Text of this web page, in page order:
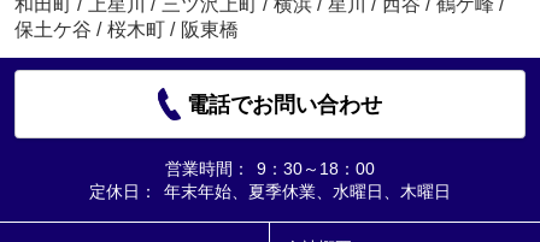
保土ケ谷 / 桜木町 / 阪東橋
電話でお問い合わせ
営業時間：
9：30～18：00
定休日：
年末年始、夏季休業、水曜日、木曜日